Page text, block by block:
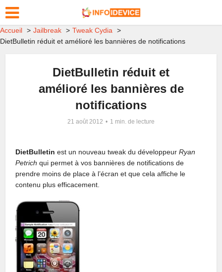
Accueil Jailbreak
Tweak Cydia
DietBulletin réduit et amélioré les bannières de notifications
DietBulletin réduit et
amélioré les bannières de
notifications
21 août 2012 1 min. de lecture
DietBulletin est un nouveau tweak du développeurRyan
Petrich qui permet à vos bannières de notifications de
prendre moins de place à l’écran et que cela affiche le
contenu plus efficacement.